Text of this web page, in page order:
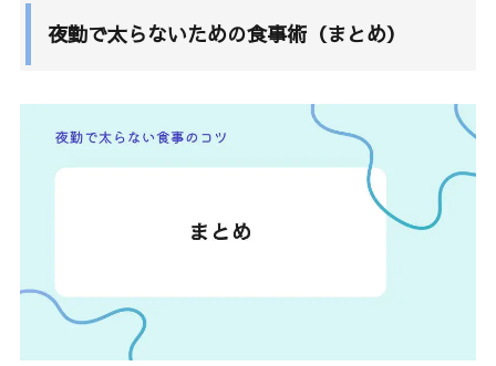
夜勤で太らないための食事術（まとめ）